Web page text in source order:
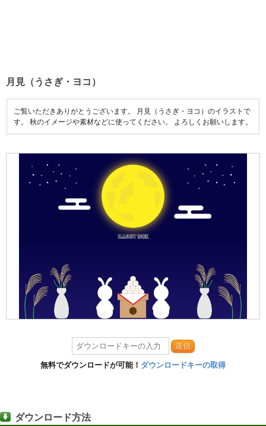
月見（うさぎ・ヨコ）
ご覧いただきありがとうございます。 月見（うさぎ・ヨコ）のイラストで
す。 秋のイメージや素材などに使ってください。 よろしくお願いします。
送信
無料でダウンロードが可能！ ダウンロードキーの取得
ダウンロード方法